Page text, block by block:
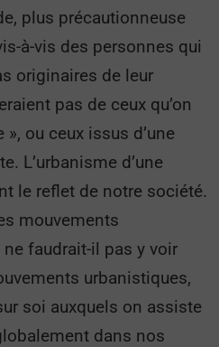
plus précautionneuse
à-vis des personnes qui
originaires de leur
pas de ceux qu’on
ou ceux issus d’une
L’urbanisme d’une
le reflet de notre société.
mouvements
faudrait-il pas y voir
urbanistiques,
soi auxquels on assiste
dans nos